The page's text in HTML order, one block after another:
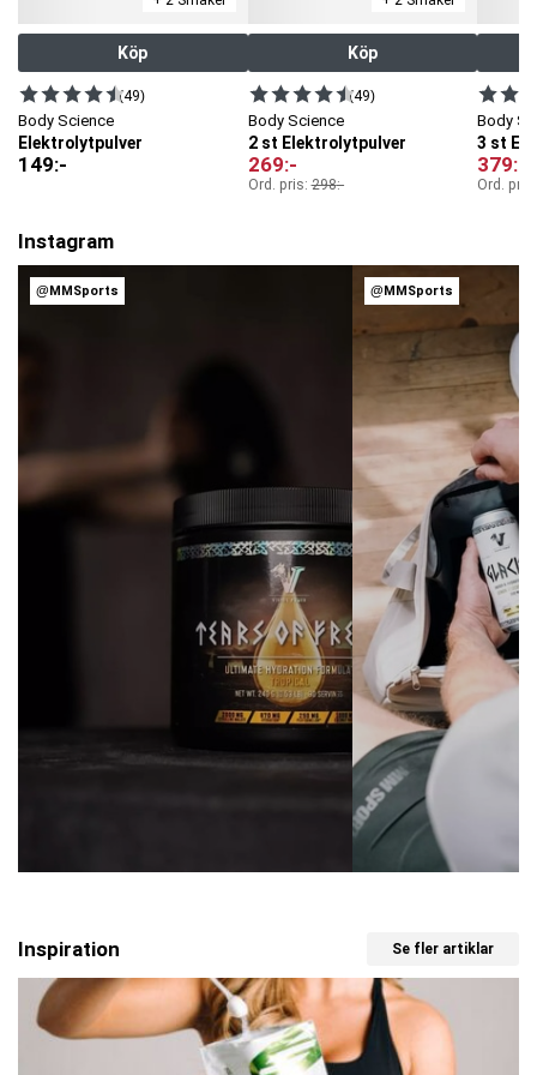
Köp
(49)
Body Science
Elektrolytpulver
149:-
Köp
(49)
Body Science
2 st Elektrolytpulver
269:-
Ord. pris:298:-
Body
3 st
379:-
Ord.
Instagram
@MMSports @MMSports
Inspiration Se fler artiklar